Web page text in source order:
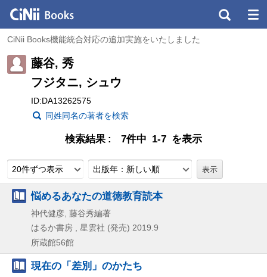
CiNii Books機能統合対応の追加実施をいたしました
藤谷, 秀
フジタニ, シュウ
ID:DA13262575
同姓同名の著者を検索
検索結果 7件中 1-7 を表示
20件ずつ表示 出版年：新しい順
悩めるあなたの道徳教育読本
神代健彦, 藤谷秀編著
はるか書房 , 星雲社 (発売) 2019.9
所蔵館56館
現在の「差別」のかたち